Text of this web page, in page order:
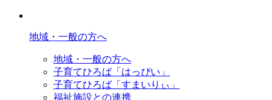
地域・一般の方へ
地域・一般の方へ
子育てひろば「はっぴい」
子育てひろば「すまいりぃ」
福祉施設との連携